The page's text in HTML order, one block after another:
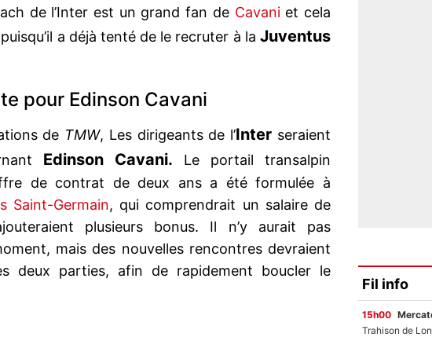
de l’Inter est un grand fan de Cavani et cela
a déjà tenté de le recruter à la Juventus
pour Edinson Cavani
de TMW, Les dirigeants de l’Inter seraient
Edinson Cavani. Le portail transalpin
de contrat de deux ans a été formulée à
Saint-Germain, qui comprendrait un salaire de
plusieurs bonus. Il n’y aurait pas
mais des nouvelles rencontres devraient
deux parties, afin de rapidement boucler le
Fil info
15h00